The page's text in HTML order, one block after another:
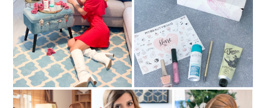
MY CLARINS: IL NUOVO GESTO
HEALTY PER LA TUA BEAUTY
ROUTINE
MYBEAUTYBOX - SHARE THE
LOVE